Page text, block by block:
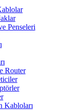
Penseleri
Router
Kabloları